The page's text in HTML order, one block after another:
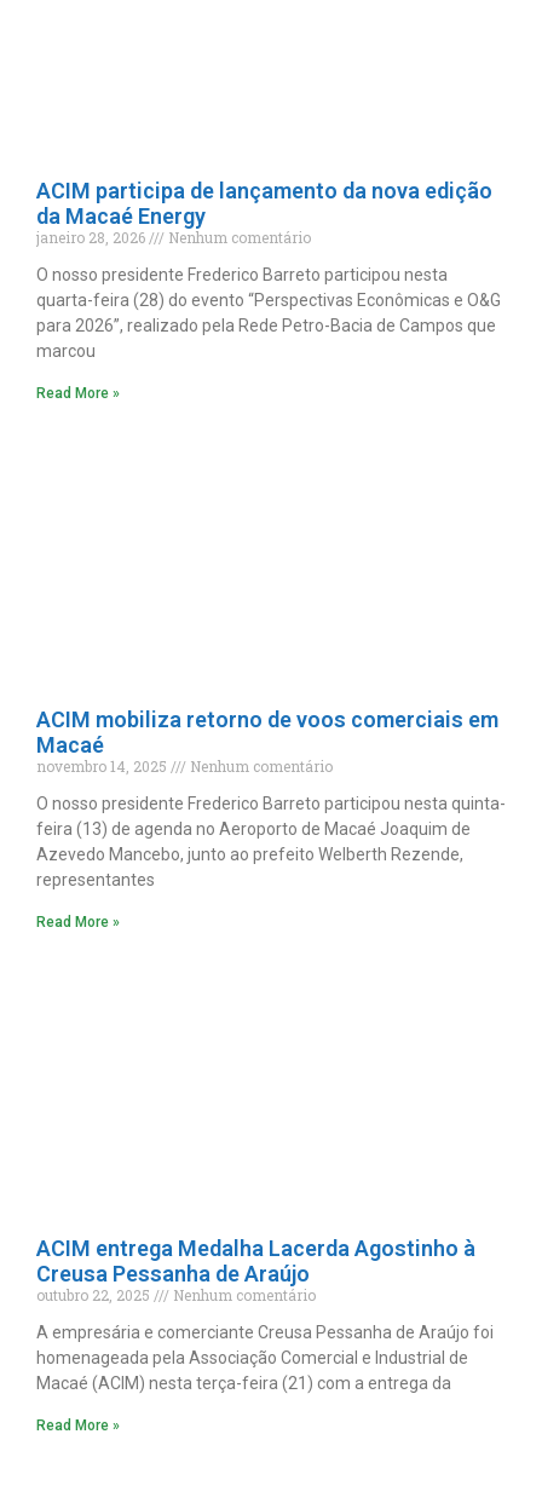
ACIM participa de lançamento da nova edição
da Macaé Energy
janeiro 28, 2026
Nenhum comentário
O nosso presidente Frederico Barreto participou nesta
quarta-feira (28) do evento “Perspectivas Econômicas e O&G
para 2026”, realizado pela Rede Petro-Bacia de Campos que
marcou
Read More »
ACIM mobiliza retorno de voos comerciais em
Macaé
novembro 14, 2025
Nenhum comentário
O nosso presidente Frederico Barreto participou nesta quinta-
feira (13) de agenda no Aeroporto de Macaé Joaquim de
Azevedo Mancebo, junto ao prefeito Welberth Rezende,
representantes
Read More »
ACIM entrega Medalha Lacerda Agostinho à
Creusa Pessanha de Araújo
outubro 22, 2025
Nenhum comentário
A empresária e comerciante Creusa Pessanha de Araújo foi
homenageada pela Associação Comercial e Industrial de
Macaé (ACIM) nesta terça-feira (21) com a entrega da
Read More »